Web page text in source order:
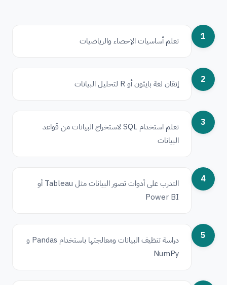
1 تعلم أساسيات الإحصاء والرياضيات
2 إتقان لغة بايثون أو R لتحليل البيانات
3
تعلم استخدام SQL لاستخراج البيانات من قواعد
البيانات
4
التدرب على أدوات تصور البيانات مثل Tableau أو
Power BI
5
دراسة تنظيف البيانات ومعالجتها باستخدام Pandas و
NumPy